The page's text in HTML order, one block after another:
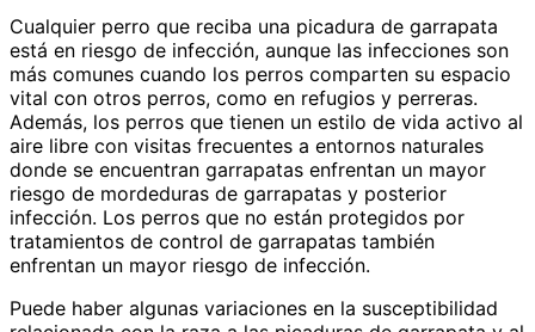
Cualquier perro que reciba una picadura de garrapata
está en riesgo de infección, aunque las infecciones son
más comunes cuando los perros comparten su espacio
vital con otros perros, como en refugios y perreras.
Además, los perros que tienen un estilo de vida activo al
aire libre con visitas frecuentes a entornos naturales
donde se encuentran garrapatas enfrentan un mayor
riesgo de mordeduras de garrapatas y posterior
infección. Los perros que no están protegidos por
tratamientos de control de garrapatas también
enfrentan un mayor riesgo de infección.
Puede haber algunas variaciones en la susceptibilidad